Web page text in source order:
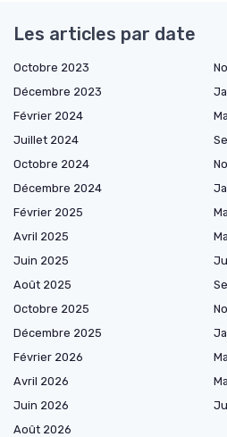
Les articles par date
Octobre 2023
Décembre 2023
Février 2024
Juillet 2024
Octobre 2024
Décembre 2024
Février 2025
Avril 2025
Juin 2025
Août 2025
Octobre 2025
Décembre 2025
Février 2026
Avril 2026
Juin 2026
Août 2026